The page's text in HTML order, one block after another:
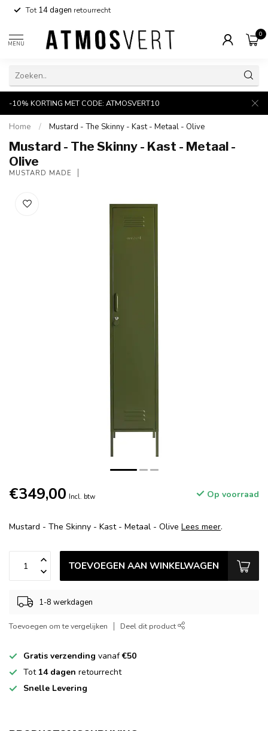
Tot14 dagen retourrecht
MENU
0
-10% KORTING MET CODE: ATMOSVERT10
Home / Mustard - The Skinny - Kast - Metaal - Olive
Mustard - The Skinny - Kast - Metaal -
Olive
MUSTARD MADE
€349,00 Incl. btw Op voorraad
Mustard - The Skinny - Kast - Metaal - Olive Lees meer.
TOEVOEGEN AAN WINKELWAGEN
1-8 werkdagen
Toevoegen om te vergelijken Deel dit product
Gratis verzending vanaf€50
Tot 14 dagen retourrecht
Snelle Levering